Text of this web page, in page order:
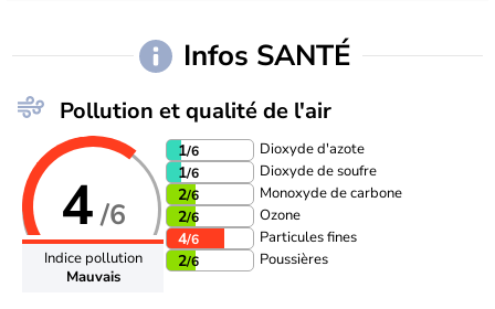
Infos SANTÉ
Pollution et qualité de l'air
4/6
Indice pollution
Mauvais
1/6 Dioxyde d'azote
1/6 Dioxyde de soufre
2/6 Monoxyde de carbone
2/6 Ozone
4/6 Particules fines
2/6 Poussières